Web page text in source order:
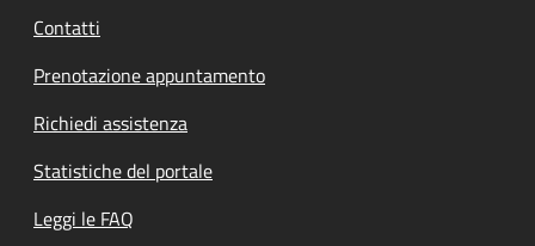
Contatti
Prenotazione appuntamento
Richiedi assistenza
Statistiche del portale
Leggi le FAQ